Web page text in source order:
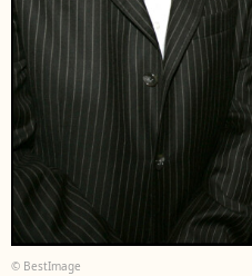
© BestImage